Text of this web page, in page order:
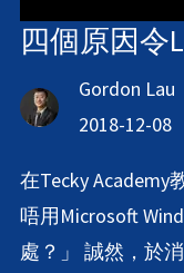
四個原因令
Gordon Lau
2018-12-08
在Tecky
唔用Microsoft
處？」 誠然，於